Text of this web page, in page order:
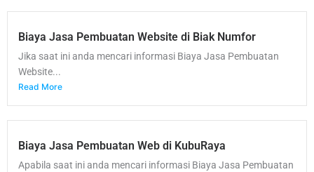
Biaya Jasa Pembuatan Website di Biak Numfor
Jika saat ini anda mencari informasi Biaya Jasa Pembuatan
Website...
Read More
Biaya Jasa Pembuatan Web di KubuRaya
Apabila saat ini anda mencari informasi Biaya Jasa Pembuatan